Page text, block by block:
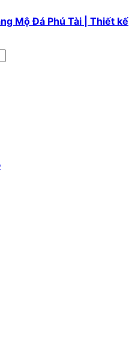
Mộ Đá Phú Tài | Thiết kế